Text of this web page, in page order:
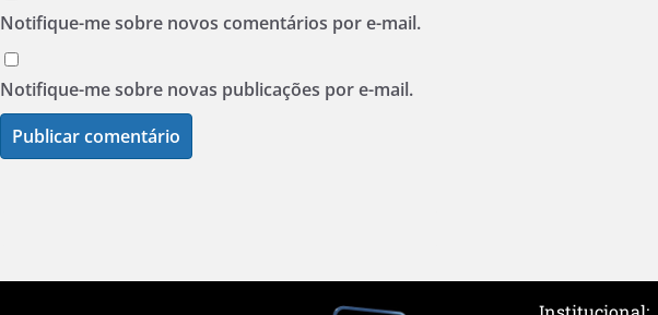
Notifique-me sobre novos comentários por e-mail.
Notifique-me sobre novas publicações por e-mail.